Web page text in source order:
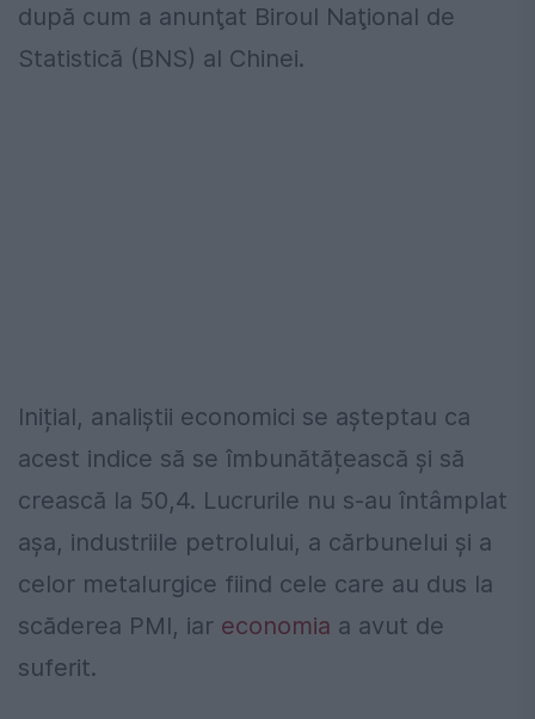
după cum a anunţat Biroul Naţional de
Statistică (BNS) al Chinei.
Inițial, analiștii economici se așteptau ca
acest indice să se îmbunătățească și să
crească la 50,4. Lucrurile nu s-au întâmplat
așa, industriile petrolului, a cărbunelui și a
celor metalurgice fiind cele care au dus la
scăderea PMI, iar economia a avut de
suferit.